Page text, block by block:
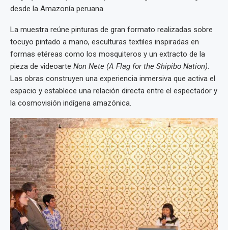
desde la Amazonía peruana.
La muestra reúne pinturas de gran formato realizadas sobre
tocuyo pintado a mano, esculturas textiles inspiradas en
formas etéreas como los mosquiteros y un extracto de la
pieza de videoarte Non Nete (A Flag for the Shipibo Nation).
Las obras construyen una experiencia inmersiva que activa el
espacio y establece una relación directa entre el espectador y
la cosmovisión indígena amazónica.